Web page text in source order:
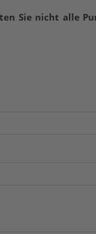
Sie nicht alle